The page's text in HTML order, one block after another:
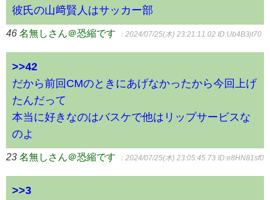
彼氏の山﨑賢人はサッカー部
46 名無しさん＠恐縮です ：2024/07/25(木) 23:21:11.02 ID:Ub4B3jt70
>>42
だから前回CMのときにあげなかったから今回上げ
たんだって
本当に好きなのはバスケで他はリップサービスな
のよ
23 名無しさん＠恐縮です ：2024/07/25(木) 23:05:45.73 ID:e8HN81sf0
>>3